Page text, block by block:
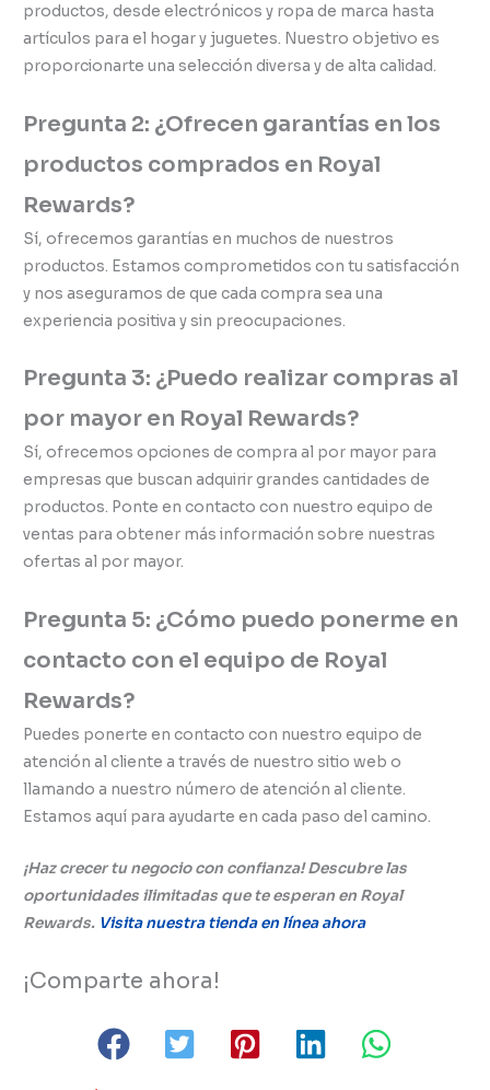
productos, desde electrónicos y ropa de marca hasta
artículos para el hogar y juguetes. Nuestro objetivo es
proporcionarte una selección diversa y de alta calidad.
Pregunta 2: ¿Ofrecen garantías en los
productos comprados en Royal
Rewards?
Sí, ofrecemos garantías en muchos de nuestros
productos. Estamos comprometidos con tu satisfacción
y nos aseguramos de que cada compra sea una
experiencia positiva y sin preocupaciones.
Pregunta 3: ¿Puedo realizar compras al
por mayor en Royal Rewards?
Sí, ofrecemos opciones de compra al por mayor para
empresas que buscan adquirir grandes cantidades de
productos. Ponte en contacto con nuestro equipo de
ventas para obtener más información sobre nuestras
ofertas al por mayor.
Pregunta 5: ¿Cómo puedo ponerme en
contacto con el equipo de Royal
Rewards?
Puedes ponerte en contacto con nuestro equipo de
atención al cliente a través de nuestro sitio web o
llamando a nuestro número de atención al cliente.
Estamos aquí para ayudarte en cada paso del camino.
¡Haz crecer tu negocio con confianza! Descubre las
oportunidades ilimitadas que te esperan en Royal
Rewards. Visita nuestra tienda en línea ahora
¡Comparte ahora!